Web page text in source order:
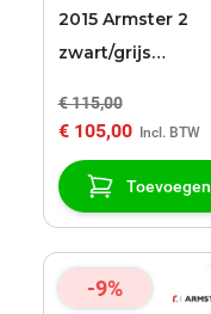
2015 Armster 2
zwart/grijs
€ 115,00
€ 105,00
Toevoegen
-9%